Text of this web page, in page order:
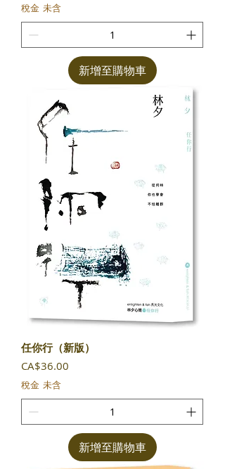
稅金 未含
新增至購物車
​​​​​​​任你行（新版）
價格
CA$36.00
稅金 未含
新增至購物車